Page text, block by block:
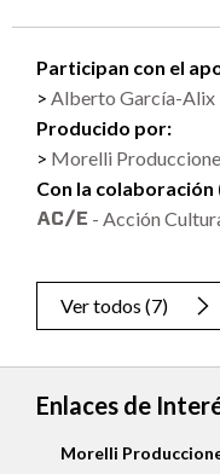
Participan con el
Alberto García-Alix
Producido por:
Morelli Producciones
Con la
- Acción
Ver todos (7)
Enlaces de
Vimeo